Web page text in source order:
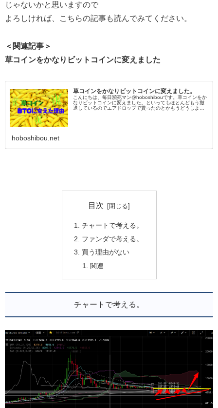
じゃないかと思いますので
よろしければ、こちらの記事も読んでみてください。
＜関連記事＞
草コインをかなりビットコインに変えました
草コインをかなりビットコインに変えました。
こんにちは、毎日瀕死マン@hoboshibouです。草コインをか
なりビットコインに変えました。といってもほとんどもう撤
退しているのでエアドロップで貰ったのとかもうどうしよう
hoboshibou.net
目次
チャートで考える。
ファンダで考える。
買う理由がない
関連
チャートで考える。